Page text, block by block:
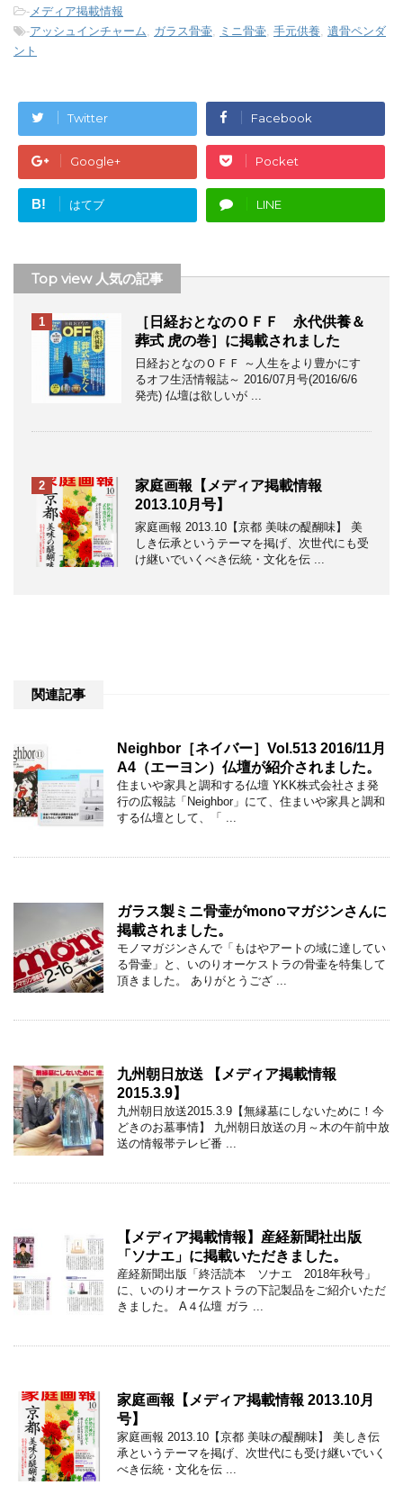
- メディア掲載情報
-アッシュインチャーム ガラス骨壷 ミニ骨壷 手元供養 遺骨ペンダ
ント
Twitter Facebook
Google+ Pocket
B! はてブ LINE
Top view 人気の記事
1
［日経おとなのＯＦＦ 永代供養＆
葬式 虎の巻］に掲載されました
日経おとなのＯＦＦ ～人生をより豊かにす
るオフ生活情報誌～ 2016/07月号(2016/6/6
発売) 仏壇は欲しいが ...
2
家庭画報【メディア掲載情報
2013.10月号】
家庭画報 2013.10【京都 美味の醍醐味】 美
しき伝承というテーマを掲げ、次世代にも受
け継いでいくべき伝統・文化を伝 ...
関連記事
Neighbor［ネイバー］Vol.513 2016/11月
A4（エーヨン）仏壇が紹介されました。
住まいや家具と調和する仏壇 YKK株式会社さま発
行の広報誌「Neighbor」にて、住まいや家具と調和
する仏壇として、「 ...
ガラス製ミニ骨壷がmonoマガジンさんに
掲載されました。
モノマガジンさんで「もはやアートの域に達してい
る骨壷」と、いのりオーケストラの骨壷を特集して
頂きました。 ありがとうござ ...
九州朝日放送 【メディア掲載情報
2015.3.9】
九州朝日放送2015.3.9【無縁墓にしないために！今
どきのお墓事情】 九州朝日放送の月～木の午前中放
送の情報帯テレビ番 ...
【メディア掲載情報】産経新聞社出版
「ソナエ」に掲載いただきました。
産経新聞出版「終活読本 ソナエ 2018年秋号」
に、いのりオーケストラの下記製品をご紹介いただ
きました。 A４仏壇 ガラ ...
家庭画報【メディア掲載情報 2013.10月
号】
家庭画報 2013.10【京都 美味の醍醐味】 美しき伝
承というテーマを掲げ、次世代にも受け継いでいく
べき伝統・文化を伝 ...